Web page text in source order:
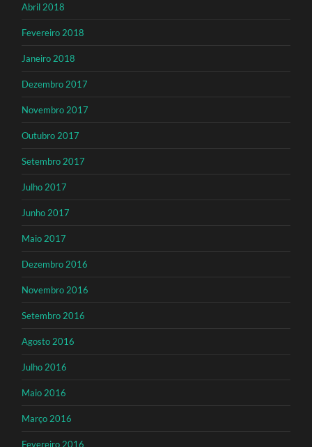
Abril 2018
Fevereiro 2018
Janeiro 2018
Dezembro 2017
Novembro 2017
Outubro 2017
Setembro 2017
Julho 2017
Junho 2017
Maio 2017
Dezembro 2016
Novembro 2016
Setembro 2016
Agosto 2016
Julho 2016
Maio 2016
Março 2016
Fevereiro 2016